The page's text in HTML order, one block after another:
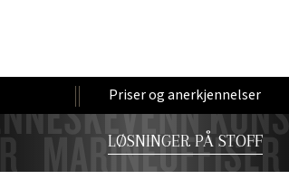
Priser og anerkjennelser
LØSNINGER PÅ STOFF